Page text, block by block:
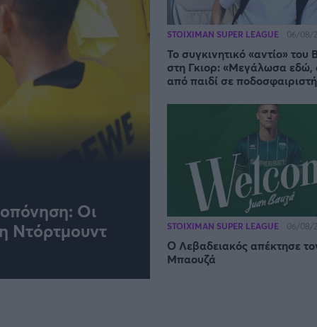
Οι
Ντόρτμουντ
STOIXIMAN SUPER LEAGUE 06/08/
Το συγκινητικό «αντίο» του
στη Γκιορ: «Μεγάλωσα εδώ,
από παιδί σε
STOIXIMAN SUPER LEAGUE 06/08/
Ο Λεβαδειακός απέκτησε
Μπαουζά